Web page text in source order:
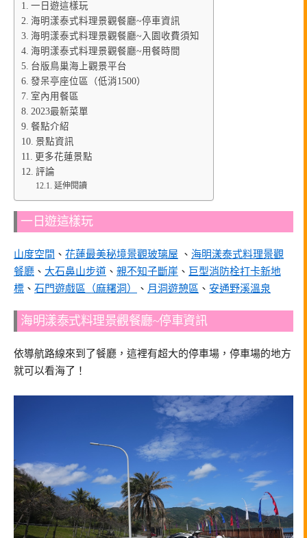
一日遊這樣玩
海明漾泰式料理景觀餐廳~停車資訊
海明漾泰式料理景觀餐廳~入園收費須知
海明漾泰式料理景觀餐廳~用餐時間
台版鳥巢海上觀景平台
發呆亭座位區（低消1500）
室內用餐區
2023最新菜單
餐點介紹
景點資訊
更多花蓮景點
評論
延伸閱讀
一日遊這樣玩
山度空間 、 花蓮最美秘境景觀玻璃屋 、 海明漾泰式料理景觀
餐廳 、 大石鼻山步道 、 親不知子斷崖 、 巨型消防栓打卡新地
標 、 石門遊戲區（麻糬洞） 、 月洞遊憩區 、 安通野溪溫泉
海明漾泰式料理景觀餐廳~停車資訊
依導航路線來到了餐廳，這裡有超大的停車場，停車場的地方
就可以看海了！